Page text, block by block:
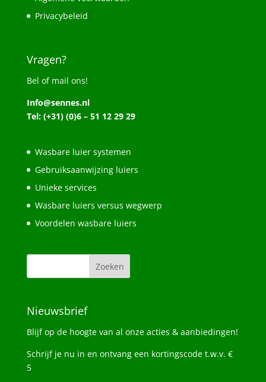
Privacybeleid
Vragen?
Bel of mail ons!
Info@sennes.nl
Tel: (+31) (0)6 – 51 12 29 29
Wasbare luier systemen
Gebruiksaanwijzing luiers
Unieke services
Wasbare luiers versus wegwerp
Voordelen wasbare luiers
Nieuwsbrief
Blijf op de hoogte van al onze acties & aanbiedingen!
Schrijf je nu in en ontvang een kortingscode t.w.v. €
5